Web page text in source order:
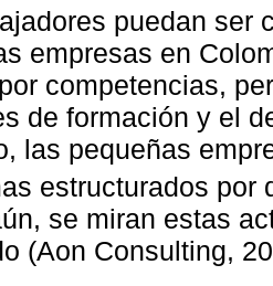
puedan ser
empresas en
competencias,
de formación y el
las pequeñas
estructurados por
se miran estas
(Aon Consulting,